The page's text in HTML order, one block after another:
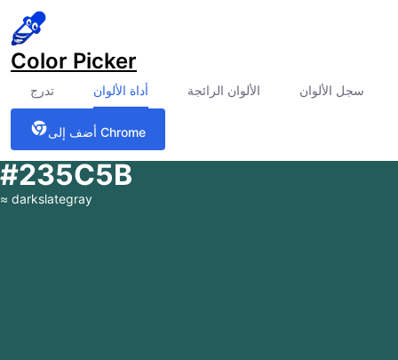
Color Picker
تدرج أداة الألوان الألوان الرائجة سجل الألوان
أضف إلى Chrome
#235C5B
≈ darkslategray